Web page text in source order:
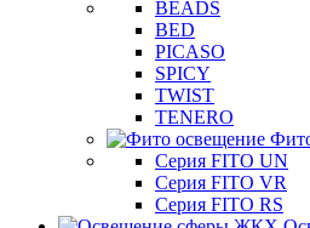
BEADS
BED
PICASO
SPICY
TWIST
TENERO
Серия FITO UN
Серия FITO VR
Серия FITO RS